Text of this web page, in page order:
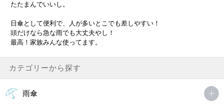
たたまんでいいし。
日傘として便利で、人が多いとこでも差しやすい！
頭だけなら急な雨でも大丈夫やし！
最高！家族みんな使ってます。
カテゴリーから探す
雨傘